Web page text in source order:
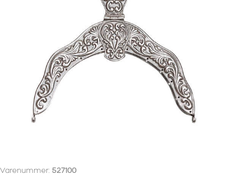
Varenummer: 527100